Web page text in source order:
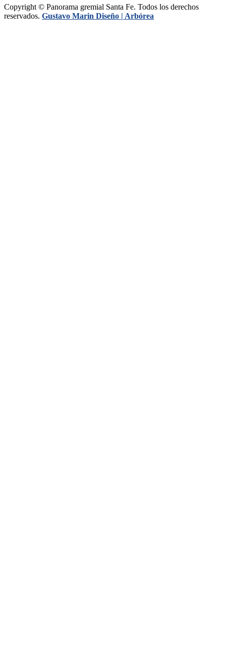
Copyright © Panorama gremial Santa Fe. Todos los derechos
reservados. Gustavo Marin Diseño | Arbórea